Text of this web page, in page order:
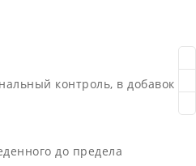
контроль, в добавок
до предела